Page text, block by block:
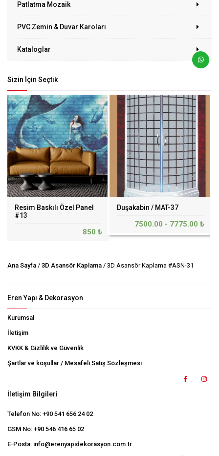
Patlatma Mozaik
PVC Zemin & Duvar Karoları
Kataloglar
Sizin İçin Seçtik
Resim Baskılı Özel Panel
#13
850 ₺
Duşakabin / MAT-37
7500.00 - 7775.00 ₺
Ana Sayfa / 3D Asansör Kaplama / 3D Asansör Kaplama #ASN-31
Eren Yapı & Dekorasyon
Kurumsal
İletişim
KVKK & Gizlilik ve Güvenlik
Şartlar ve koşullar / Mesafeli Satış Sözleşmesi
İletişim Bilgileri
Telefon No: +90 541 656 24 02
GSM No: +90 546 416 65 02
E-Posta: info@erenyapidekorasyon.com.tr